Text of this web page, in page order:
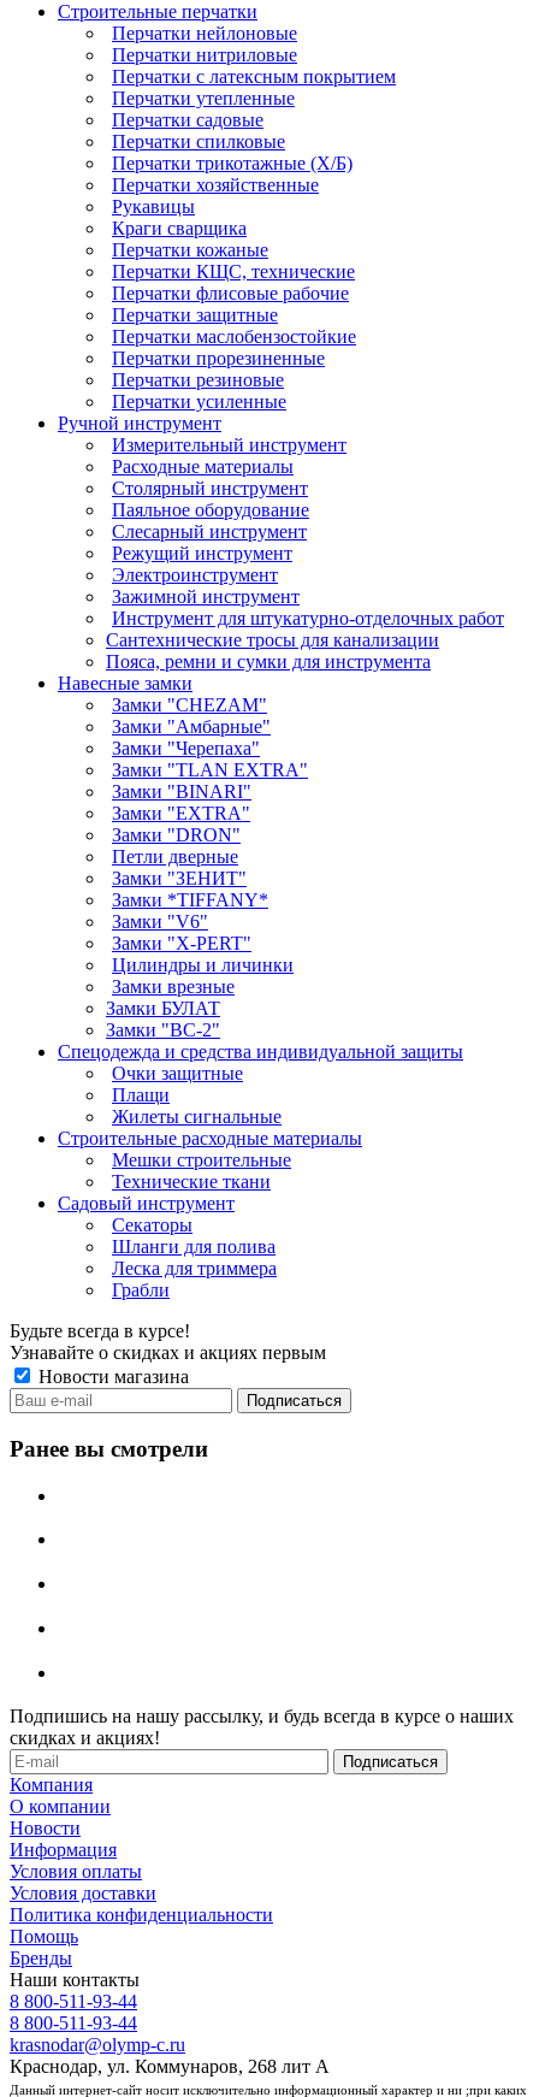
Строительные перчатки
Перчатки нейлоновые
Перчатки нитриловые
Перчатки с латексным покрытием
Перчатки утепленные
Перчатки садовые
Перчатки спилковые
Перчатки трикотажные (Х/Б)
Перчатки хозяйственные
Рукавицы
Краги сварщика
Перчатки кожаные
Перчатки КЩС, технические
Перчатки флисовые рабочие
Перчатки защитные
Перчатки маслобензостойкие
Перчатки прорезиненные
Перчатки резиновые
Перчатки усиленные
Ручной инструмент
Измерительный инструмент
Расходные материалы
Столярный инструмент
Паяльное оборудование
Слесарный инструмент
Режущий инструмент
Электроинструмент
Зажимной инструмент
Инструмент для штукатурно-отделочных работ
Сантехнические тросы для канализации
Пояса, ремни и сумки для инструмента
Навесные замки
Замки "CHEZAM"
Замки "Амбарные"
Замки "Черепаха"
Замки "TLAN EXTRA"
Замки "BINARI"
Замки "EXTRA"
Замки "DRON"
Петли дверные
Замки "ЗЕНИТ"
Замки *TIFFANY*
Замки "V6"
Замки "X-PERT"
Цилиндры и личинки
Замки врезные
Замки БУЛАТ
Замки "ВС-2"
Спецодежда и средства индивидуальной защиты
Очки защитные
Плащи
Жилеты сигнальные
Строительные расходные материалы
Мешки строительные
Технические ткани
Садовый инструмент
Секаторы
Шланги для полива
Леска для триммера
Грабли
Будьте всегда в курсе!
Узнавайте о скидках и акциях первым
Новости магазина
Ранее вы смотрели
Подпишись на нашу рассылку, и будь всегда в курсе о наших
скидках и акциях!
Компания
О компании
Новости
Информация
Условия оплаты
Условия доставки
Политика конфиденциальности
Помощь
Бренды
Наши контакты
8 800-511-93-44
8 800-511-93-44
krasnodar@olymp-c.ru
Краснодар, ул. Коммунаров, 268 лит А
Данный интернет-сайт носит исключительно информационный характер и ни ;при каких